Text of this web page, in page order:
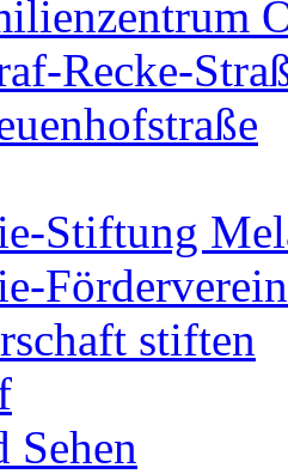
Recke-
Stiftung
stiften
Sehen